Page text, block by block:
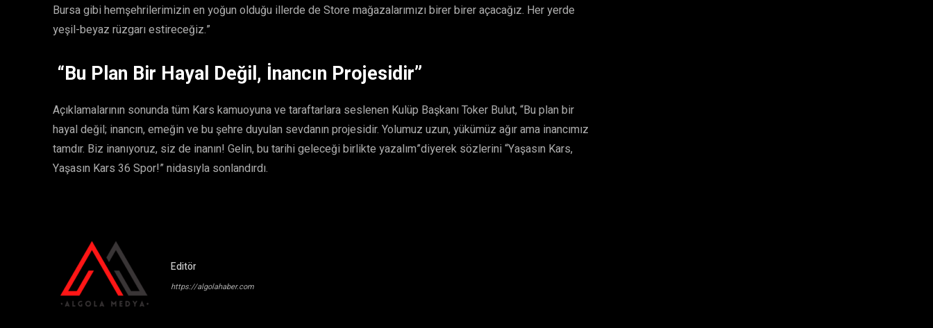
Bursa gibi hemşehrilerimizin en yoğun olduğu illerde de Store mağazalarımızı birer birer açacağız. Her yerde
yeşil-beyaz rüzgarı estireceğiz.”
“Bu Plan Bir Hayal Değil, İnancın Projesidir”
Açıklamalarının sonunda tüm Kars kamuoyuna ve taraftarlara seslenen Kulüp Başkanı Toker Bulut, “Bu plan bir
hayal değil; inancın, emeğin ve bu şehre duyulan sevdanın projesidir. Yolumuz uzun, yükümüz ağır ama inancımız
tamdır. Biz inanıyoruz, siz de inanın! Gelin, bu tarihi geleceği birlikte yazalım”diyerek sözlerini “Yaşasın Kars,
Yaşasın Kars 36 Spor!” nidasıyla sonlandırdı.
Editör
https://algolahaber.com